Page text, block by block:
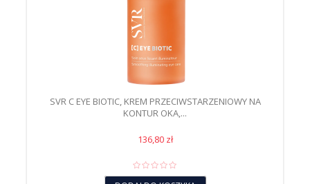
SVR C EYE BIOTIC, KREM PRZECIWSTARZENIOWY NA
KONTUR OKA,...
136,80 zł